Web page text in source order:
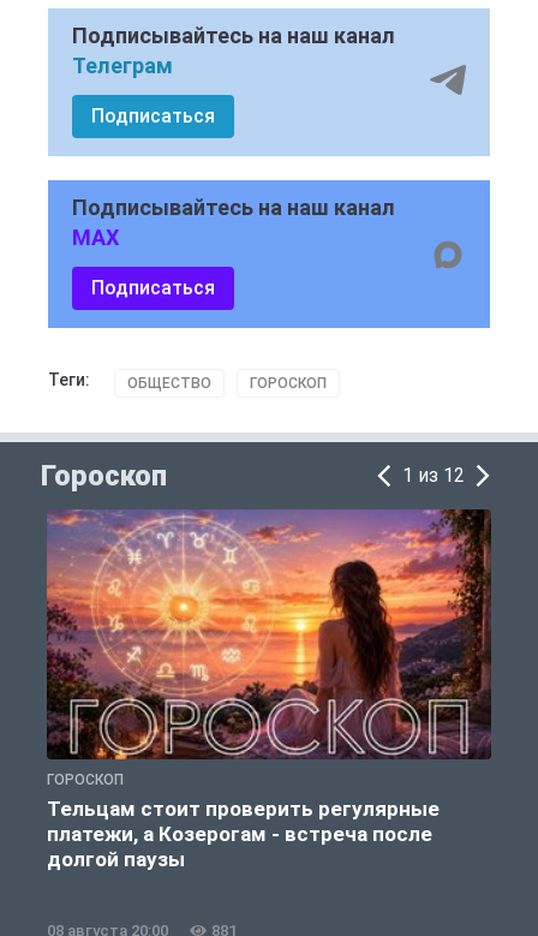
Подписывайтесь на наш канал
Телеграм
Подписаться
Подписывайтесь на наш канал
MAX
Подписаться
Теги: ОБЩЕСТВО ГОРОСКОП
Гороскоп 1 из 12
ГОРОСКОП
Тельцам стоит проверить регулярные
платежи, а Козерогам - встреча после
долгой паузы
08 августа 20:00 881